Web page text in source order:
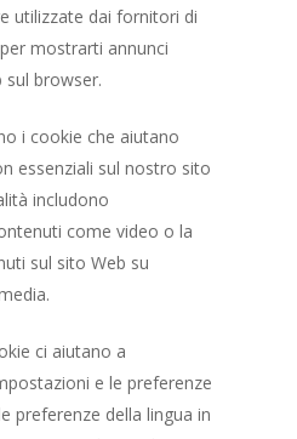
utilizzate dai fornitori di
mostrarti annunci
sul browser.
i cookie che aiutano
essenziali sul nostro sito
includono
come video o la
sul sito Web su
ci aiutano a
e le preferenze
preferenze della lingua in